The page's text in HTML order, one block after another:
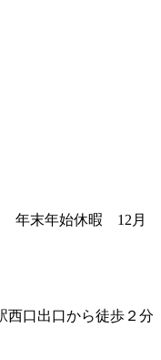
年末年始休暇 12月
西口出口から徒歩２分